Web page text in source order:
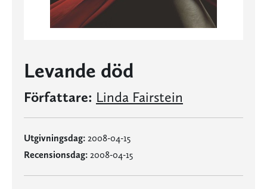
Levande död
Författare: Linda Fairstein
Utgivningsdag: 2008-04-15
Recensionsdag: 2008-04-15